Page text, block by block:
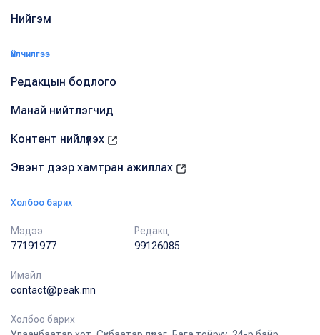
Нийгэм
Үйлчилгээ
Редакцын бодлого
Манай нийтлэгчид
Контент нийлүүлэх
Эвэнт дээр хамтран ажиллах
Холбоо барих
Мэдээ
77191977
Редакц
99126085
Имэйл
contact@peak.mn
Холбоо барих